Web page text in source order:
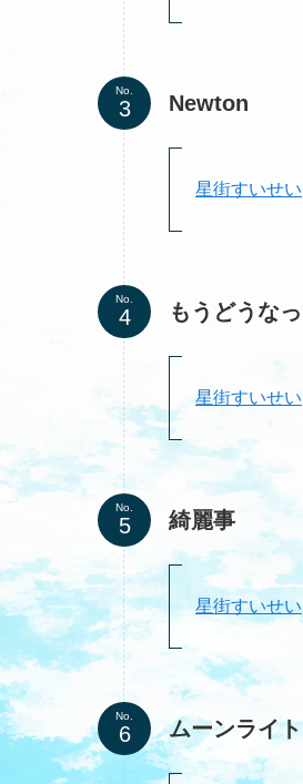
No. Newton
星街すいせい
No. もうどうな
星街すいせい
No. 綺麗事
星街すいせい
No. ムーンライト